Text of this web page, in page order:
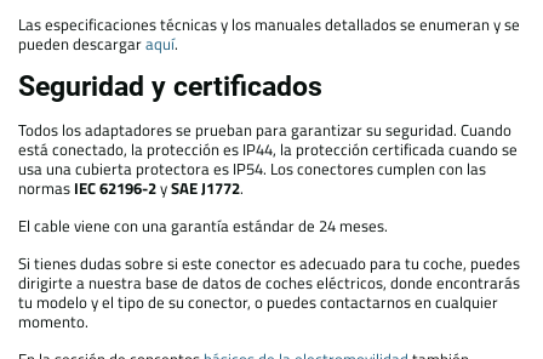
Las especificaciones técnicas y los manuales detallados se enumeran y se
pueden descargaraquí.
Seguridad y certificados
Todos los adaptadores se prueban para garantizar su seguridad. Cuando
está conectado, la protección es IP44, la protección certificada cuando se
usa una cubierta protectora es IP54. Los conectores cumplen con las
normas IEC 62196-2ySAE J1772.
El cable viene con una garantía estándar de 24 meses.
Si tienes dudas sobre si este conector es adecuado para tu coche, puedes
dirigirte a nuestra base de datos de coches eléctricos, donde encontrarás
tu modelo y el tipo de su conector, o puedes contactarnos en cualquier
momento.